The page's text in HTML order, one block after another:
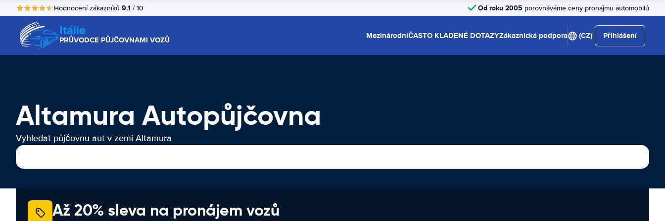
Hodnocení zákazníků 9.1 / 10 Od roku 2005 porovnáváme ceny pronájmu automobilů
Itálie
PRŮVODCE PŮJČOVNAMI VOZŮ MezinárodníČASTO KLADENÉ DOTAZYZákaznická podpora (CZ) Přihlášení
Altamura Autopůjčovna
Vyhledat půjčovnu aut v zemi Altamura
Až 20% sleva na pronájem vozů